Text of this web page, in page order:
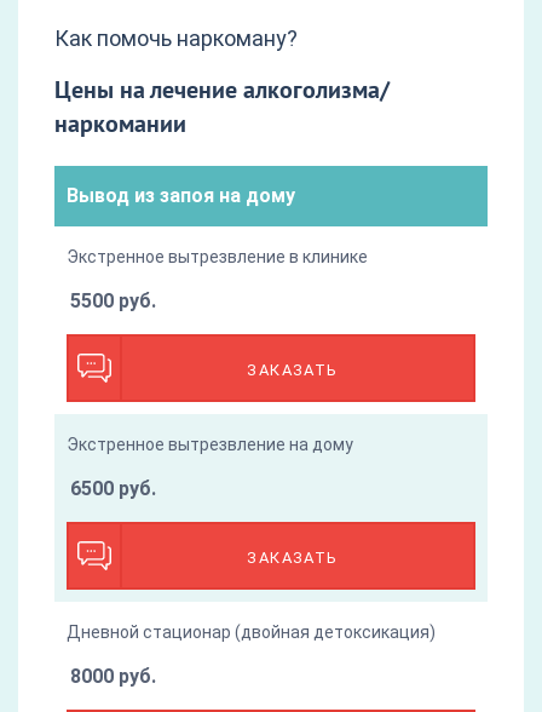
Как помочь наркоману?
Цены на лечение алкоголизма/
наркомании
Вывод из запоя на дому
Экстренное вытрезвление в клинике
ЗАКАЗАТЬ
5500 руб.
Экстренное вытрезвление на дому
ЗАКАЗАТЬ
6500 руб.
Дневной стационар (двойная детоксикация)
8000 руб.